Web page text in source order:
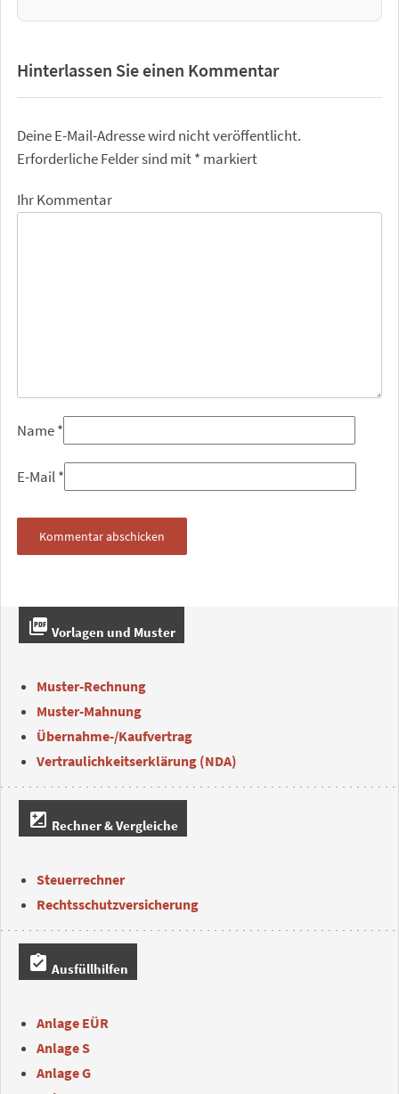
Hinterlassen Sie einen Kommentar
Deine E-Mail-Adresse wird nicht veröffentlicht.
Erforderliche Felder sind mit* markiert
Ihr Kommentar
Name*
E-Mail*
picture_as_pdf Vorlagen und Muster
Muster-Rechnung
Muster-Mahnung
Übernahme-/Kaufvertrag
Vertraulichkeitserklärung (NDA)
iso Rechner & Vergleiche
Steuerrechner
Rechtsschutzversicherung
assignment_turned_in Ausfüllhilfen
Anlage EÜR
Anlage S
Anlage G